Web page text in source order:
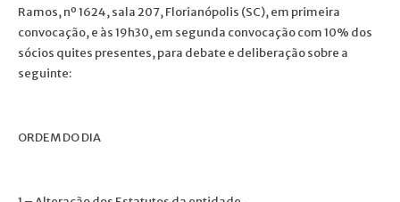
Ramos, nº 1624, sala 207, Florianópolis (SC), em primeira
convocação, e às 19h30, em segunda convocação com 10% dos
sócios quites presentes, para debate e deliberação sobre a
seguinte:
ORDEM DO DIA